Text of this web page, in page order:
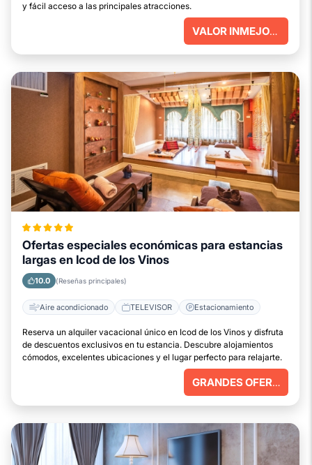
y fácil acceso a las principales atracciones.
VALOR INMEJORABLE
Ofertas especiales económicas para estancias
largas en Icod de los Vinos
10.0 (Reseñas principales)
Aire acondicionado TELEVISOR Estacionamiento
Reserva un alquiler vacacional único en Icod de los Vinos y disfruta
de descuentos exclusivos en tu estancia. Descubre alojamientos
cómodos, excelentes ubicaciones y el lugar perfecto para relajarte.
GRANDES OFERTAS